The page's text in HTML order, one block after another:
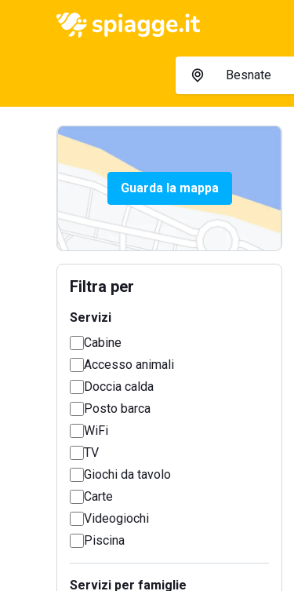
Guarda la mappa
Filtra per
Servizi
Cabine
Accesso animali
Doccia calda
Posto barca
WiFi
TV
Giochi da tavolo
Carte
Videogiochi
Piscina
Servizi per famiglie